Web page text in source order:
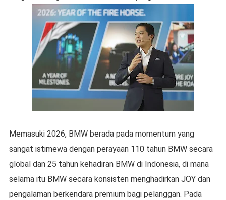
Memasuki 2026, BMW berada pada momentum yang
sangat istimewa dengan perayaan 110 tahun BMW secara
global dan 25 tahun kehadiran BMW di Indonesia, di mana
selama itu BMW secara konsisten menghadirkan JOY dan
pengalaman berkendara premium bagi pelanggan. Pada